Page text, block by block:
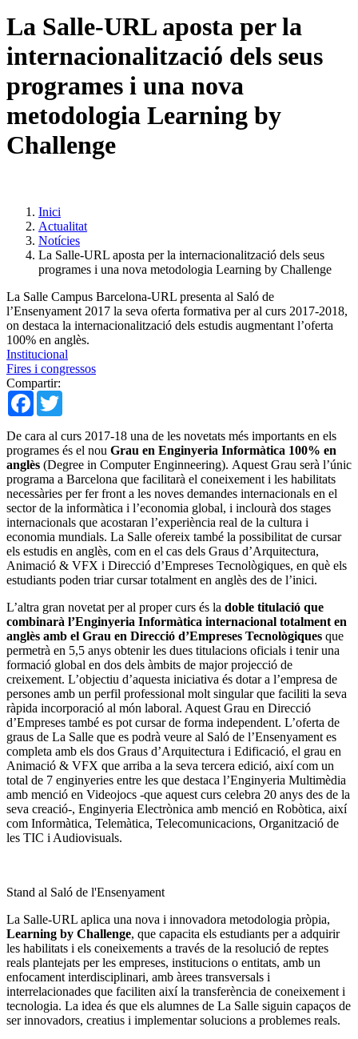
La Salle-URL aposta per la
internacionalització dels seus
programes i una nova
metodologia Learning by
Challenge
Inici
Actualitat
Notícies
La Salle-URL aposta per la internacionalització dels seus
programes i una nova metodologia Learning by Challenge
La Salle Campus Barcelona-URL presenta al Saló de
l’Ensenyament 2017 la seva oferta formativa per al curs 2017-2018,
on destaca la internacionalització dels estudis augmentant l’oferta
100% en anglès.
Institucional
Fires i congressos
Compartir:
Facebook
De cara al curs 2017-18 una de les novetats més importants en els
programes és el nou Grau en Enginyeria Informàtica 100% en
anglès (Degree in Computer Enginneering). Aquest Grau serà l’únic
programa a Barcelona que facilitarà el coneixement i les habilitats
necessàries per fer front a les noves demandes internacionals en el
sector de la informàtica i l’economia global, i inclourà dos stages
internacionals que acostaran l’experiència real de la cultura i
economia mundials. La Salle ofereix també la possibilitat de cursar
els estudis en anglès, com en el cas dels Graus d’Arquitectura,
Animació & VFX i Direcció d’Empreses Tecnològiques, en què els
estudiants poden triar cursar totalment en anglès des de l’inici.
L’altra gran novetat per al proper curs és la doble titulació que
combinarà l’Enginyeria Informàtica internacional totalment en
anglès amb el Grau en Direcció d’Empreses Tecnològiques que
permetrà en 5,5 anys obtenir les dues titulacions oficials i tenir una
formació global en dos dels àmbits de major projecció de
creixement. L’objectiu d’aquesta iniciativa és dotar a l’empresa de
persones amb un perfil professional molt singular que faciliti la seva
ràpida incorporació al món laboral. Aquest Grau en Direcció
d’Empreses també es pot cursar de forma independent. L’oferta de
graus de La Salle que es podrà veure al Saló de l’Ensenyament es
completa amb els dos Graus d’Arquitectura i Edificació, el grau en
Animació & VFX que arriba a la seva tercera edició, així com un
total de 7 enginyeries entre les que destaca l’Enginyeria Multimèdia
amb menció en Videojocs -que aquest curs celebra 20 anys des de la
seva creació-, Enginyeria Electrònica amb menció en Robòtica, així
com Informàtica, Telemàtica, Telecomunicacions, Organització de
les TIC i Audiovisuals.
Stand al Saló de l'Ensenyament
La Salle-URL aplica una nova i innovadora metodologia pròpia,
Learning by Challenge, que capacita els estudiants per a adquirir
les habilitats i els coneixements a través de la resolució de reptes
reals plantejats per les empreses, institucions o entitats, amb un
enfocament interdisciplinari, amb àrees transversals i
interrelacionades que faciliten així la transferència de coneixement i
tecnologia. La idea és que els alumnes de La Salle siguin capaços de
ser innovadors, creatius i implementar solucions a problemes reals.